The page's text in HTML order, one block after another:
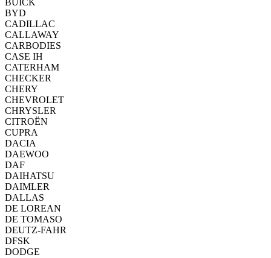
BUICK
BYD
CADILLAC
CALLAWAY
CARBODIES
CASE IH
CATERHAM
CHECKER
CHERY
CHEVROLET
CHRYSLER
CITROËN
CUPRA
DACIA
DAEWOO
DAF
DAIHATSU
DAIMLER
DALLAS
DE LOREAN
DE TOMASO
DEUTZ-FAHR
DFSK
DODGE